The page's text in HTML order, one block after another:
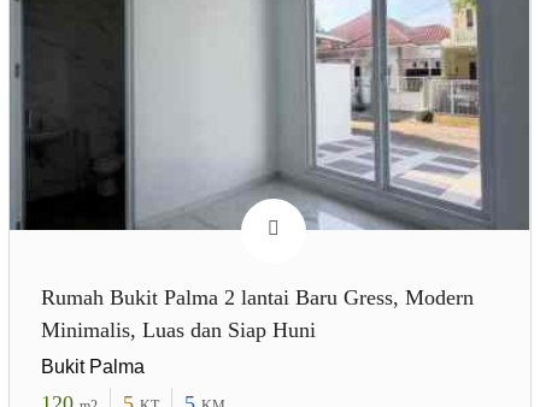
Rumah Bukit Palma 2 lantai Baru Gress, Modern
Minimalis, Luas dan Siap Huni
Bukit Palma